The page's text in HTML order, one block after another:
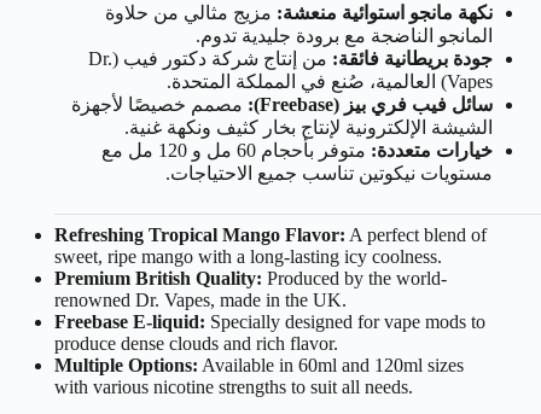
نكهة مانجو استوائية منعشة: مزيج مثالي من حلاوة
المانجو الناضجة مع برودة جليدية تدوم.
جودة بريطانية فائقة:
من إنتاج شركة دكتور فيب (Dr.
Vapes) العالمية، صُنع في المملكة المتحدة.
سائل فيب فري بيز (Freebase):
مصمم خصيصًا لأجهزة
الشيشة الإلكترونية لإنتاج بخار كثيف ونكهة غنية.
خيارات متعددة:
متوفر بأحجام 60 مل و 120 مل مع
مستويات نيكوتين تناسب جميع الاحتياجات.
Refreshing Tropical Mango Flavor: A perfect blend of
sweet, ripe mango with a long-lasting icy coolness.
Premium British Quality: Produced by the world-
renowned Dr. Vapes, made in the UK.
Freebase E-liquid: Specially designed for vape mods to
produce dense clouds and rich flavor.
Multiple Options: Available in 60ml and 120ml sizes
with various nicotine strengths to suit all needs.